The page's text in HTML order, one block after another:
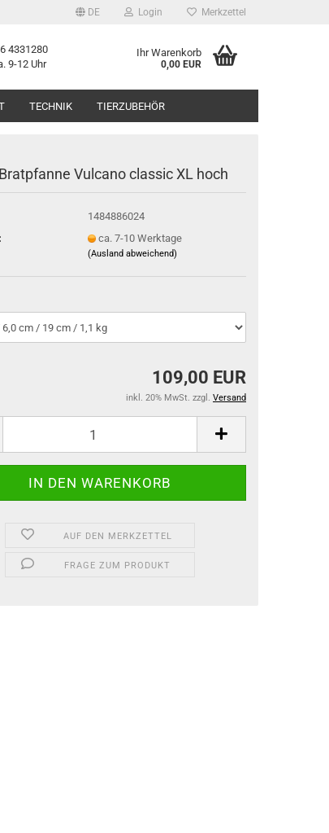
DE Login Merkzettel
4331280
9-12 Uhr
Ihr Warenkorb
0,00 EUR
TECHNIK TIERZUBEHÖR
Vulcano classic XL hoch
1484886024
ca. 7-10 Werktage
(Ausland abweichend)
109,00 EUR
inkl. 20% MwSt. zzgl. Versand
AUF DEN MERKZETTEL
FRAGE ZUM PRODUKT